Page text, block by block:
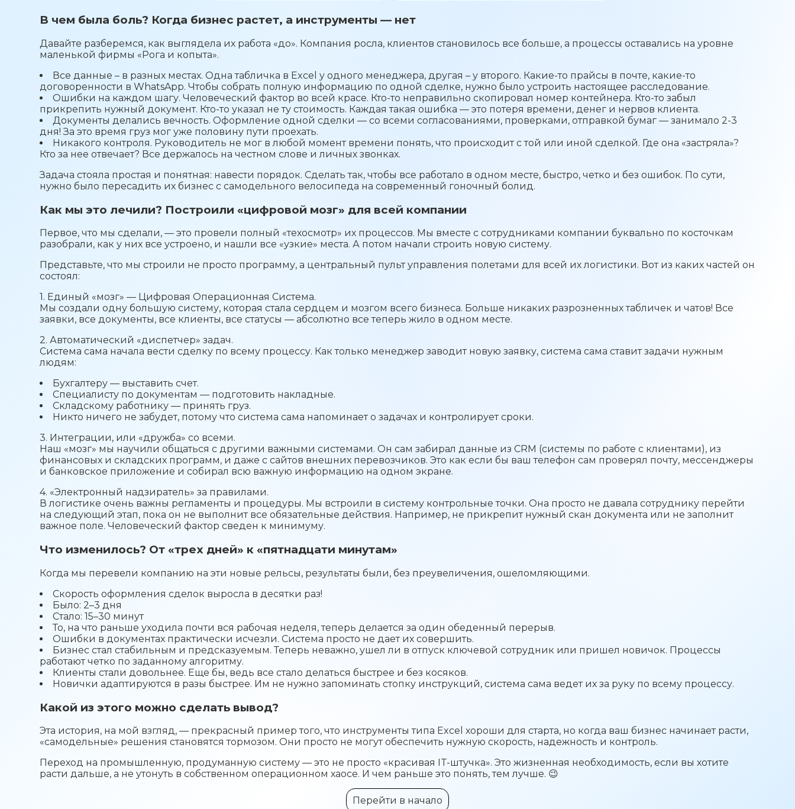
В чем была боль? Когда бизнес растет, а инструменты — нет
Давайте разберемся, как выглядела их работа «до». Компания росла, клиентов становилось все больше, а процессы оставались на уровне
маленькой фирмы «Рога и копыта».
Все данные – в разных местах. Одна табличка в Excel у одного менеджера, другая – у второго. Какие-то прайсы в почте, какие-то
договоренности в WhatsApp. Чтобы собрать полную информацию по одной сделке, нужно было устроить настоящее расследование.
Ошибки на каждом шагу. Человеческий фактор во всей красе. Кто-то неправильно скопировал номер контейнера. Кто-то забыл
прикрепить нужный документ. Кто-то указал не ту стоимость. Каждая такая ошибка — это потеря времени, денег и нервов клиента.
Документы делались вечность. Оформление одной сделки — со всеми согласованиями, проверками, отправкой бумаг — занимало 2-3
дня! За это время груз мог уже половину пути проехать.
Никакого контроля. Руководитель не мог в любой момент времени понять, что происходит с той или иной сделкой. Где она «застряла»?
Кто за нее отвечает? Все держалось на честном слове и личных звонках.
Задача стояла простая и понятная: навести порядок. Сделать так, чтобы все работало в одном месте, быстро, четко и без ошибок. По сути,
нужно было пересадить их бизнес с самодельного велосипеда на современный гоночный болид.
Как мы это лечили? Построили «цифровой мозг» для всей компании
Первое, что мы сделали, — это провели полный «техосмотр» их процессов. Мы вместе с сотрудниками компании буквально по косточкам
разобрали, как у них все устроено, и нашли все «узкие» места. А потом начали строить новую систему.
Представьте, что мы строили не просто программу, а центральный пульт управления полетами для всей их логистики. Вот из каких частей он
состоял:
1. Единый «мозг» — Цифровая Операционная Система.
Мы создали одну большую систему, которая стала сердцем и мозгом всего бизнеса. Больше никаких разрозненных табличек и чатов! Все
заявки, все документы, все клиенты, все статусы — абсолютно все теперь жило в одном месте.
2. Автоматический «диспетчер» задач.
Система сама начала вести сделку по всему процессу. Как только менеджер заводит новую заявку, система сама ставит задачи нужным
людям:
Бухгалтеру — выставить счет.
Специалисту по документам — подготовить накладные.
Складскому работнику — принять груз.
Никто ничего не забудет, потому что система сама напоминает о задачах и контролирует сроки.
3. Интеграции, или «дружба» со всеми.
Наш «мозг» мы научили общаться с другими важными системами. Он сам забирал данные из CRM (системы по работе с клиентами), из
финансовых и складских программ, и даже с сайтов внешних перевозчиков. Это как если бы ваш телефон сам проверял почту, мессенджеры
и банковское приложение и собирал всю важную информацию на одном экране.
4. «Электронный надзиратель» за правилами.
В логистике очень важны регламенты и процедуры. Мы встроили в систему контрольные точки. Она просто не давала сотруднику перейти
на следующий этап, пока он не выполнит все обязательные действия. Например, не прикрепит нужный скан документа или не заполнит
важное поле. Человеческий фактор сведен к минимуму.
Что изменилось? От «трех дней» к «пятнадцати минутам»
Когда мы перевели компанию на эти новые рельсы, результаты были, без преувеличения, ошеломляющими.
Скорость оформления сделок выросла в десятки раз!
Было: 2–3 дня
Стало: 15–30 минут
То, на что раньше уходила почти вся рабочая неделя, теперь делается за один обеденный перерыв.
Ошибки в документах практически исчезли. Система просто не дает их совершить.
Бизнес стал стабильным и предсказуемым. Теперь неважно, ушел ли в отпуск ключевой сотрудник или пришел новичок. Процессы
работают четко по заданному алгоритму.
Клиенты стали довольнее. Еще бы, ведь все стало делаться быстрее и без косяков.
Новички адаптируются в разы быстрее. Им не нужно запоминать стопку инструкций, система сама ведет их за руку по всему процессу.
Какой из этого можно сделать вывод?
Эта история, на мой взгляд, — прекрасный пример того, что инструменты типа Excel хороши для старта, но когда ваш бизнес начинает расти,
«самодельные» решения становятся тормозом. Они просто не могут обеспечить нужную скорость, надежность и контроль.
Переход на промышленную, продуманную систему — это не просто «красивая IT-штучка». Это жизненная необходимость, если вы хотите
расти дальше, а не утонуть в собственном операционном хаосе. И чем раньше это понять, тем лучше. 😉
Перейти в начало